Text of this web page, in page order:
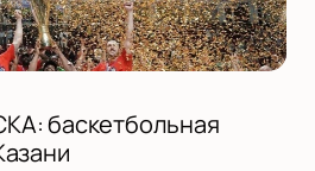
баскетбольная